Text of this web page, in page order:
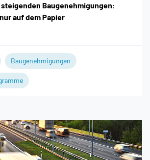
Baugenehmigungen:
auf dem Papier
Baugenehmigungen